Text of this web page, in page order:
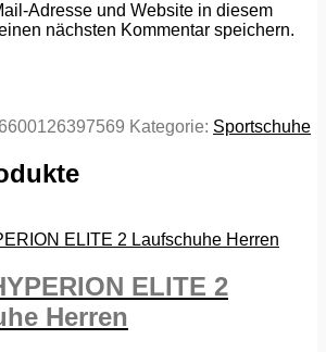
Adresse und Website in diesem
nächsten Kommentar speichern.
Kategorie: Sportschuhe
ELITE 2
Herren